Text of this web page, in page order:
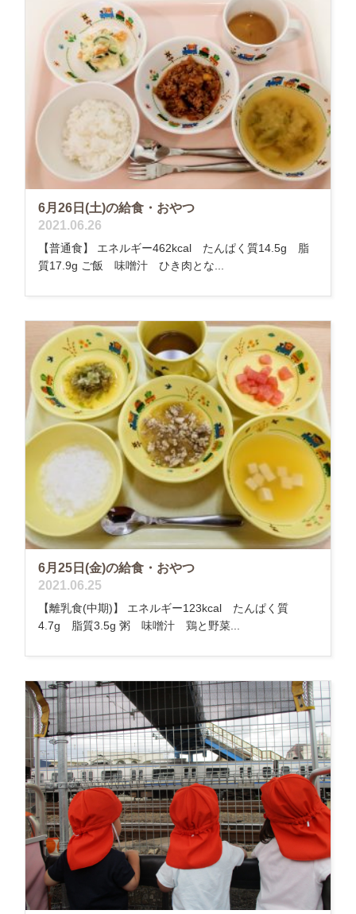
6月26日(土)の給食・おやつ
2021.06.26
【普通食】 エネルギー462kcal たんぱく質14.5g 脂
質17.9g ご飯 味噌汁 ひき肉とな...
6月25日(金)の給食・おやつ
2021.06.25
【離乳食(中期)】 エネルギー123kcal たんぱく質
4.7g 脂質3.5g 粥 味噌汁 鶏と野菜...